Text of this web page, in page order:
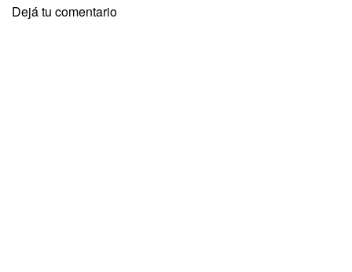
Dejá tu comentario